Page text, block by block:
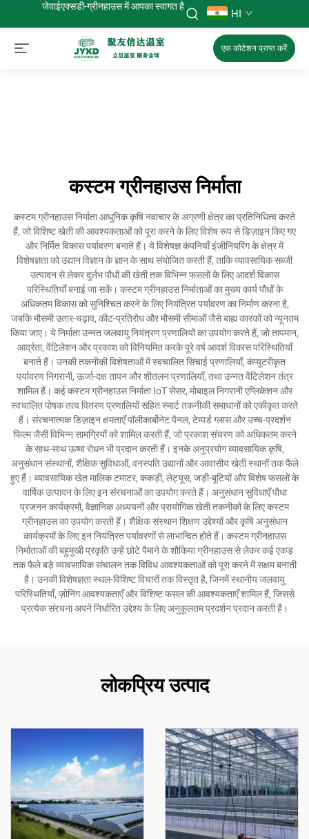
जेवाईएक्सडी-ग्रीनहाउस में आपका स्वागत है
HI
एक कोटेशन प्राप्त करें
कस्टम ग्रीनहाउस निर्माता
कस्टम ग्रीनहाउस निर्माता आधुनिक कृषि नवाचार के अग्रणी क्षेत्र का प्रतिनिधित्व करते
हैं, जो विशिष्ट खेती की आवश्यकताओं को पूरा करने के लिए विशेष रूप से डिज़ाइन किए गए
और निर्मित विकास पर्यावरण बनाते हैं। ये विशेषज्ञ कंपनियाँ इंजीनियरिंग के क्षेत्र में
विशेषज्ञता को उद्यान विज्ञान के ज्ञान के साथ संयोजित करती हैं, ताकि व्यावसायिक सब्जी
उत्पादन से लेकर दुर्लभ पौधों की खेती तक विभिन्न फसलों के लिए आदर्श विकास
परिस्थितियाँ बनाई जा सकें। कस्टम ग्रीनहाउस निर्माताओं का मुख्य कार्य पौधों के
अधिकतम विकास को सुनिश्चित करने के लिए नियंत्रित पर्यावरण का निर्माण करना है,
जबकि मौसमी उतार-चढ़ाव, कीट-प्रतिरोध और मौसमी सीमाओं जैसे बाह्य कारकों को न्यूनतम
किया जाए। ये निर्माता उन्नत जलवायु नियंत्रण प्रणालियों का उपयोग करते हैं, जो तापमान,
आर्द्रता, वेंटिलेशन और प्रकाश को विनियमित करके पूरे वर्ष आदर्श विकास परिस्थितियाँ
बनाते हैं। उनकी तकनीकी विशेषताओं में स्वचालित सिंचाई प्रणालियाँ, कंप्यूटरीकृत
पर्यावरण निगरानी, ऊर्जा-दक्ष तापन और शीतलन प्रणालियाँ, तथा उन्नत वेंटिलेशन तंत्र
शामिल हैं। कई कस्टम ग्रीनहाउस निर्माता IoT सेंसर, मोबाइल निगरानी एप्लिकेशन और
स्वचालित पोषक तत्व वितरण प्रणालियों सहित स्मार्ट तकनीकी समाधानों को एकीकृत करते
हैं। संरचनात्मक डिज़ाइन क्षमताएँ पॉलीकार्बोनेट पैनल, टेम्पर्ड ग्लास और उच्च-प्रदर्शन
फिल्म जैसी विभिन्न सामग्रियों को शामिल करती हैं, जो प्रकाश संचरण को अधिकतम करने
के साथ-साथ ऊष्मा रोधन भी प्रदान करती हैं। इनके अनुप्रयोग व्यावसायिक कृषि,
अनुसंधान संस्थानों, शैक्षिक सुविधाओं, वनस्पति उद्यानों और आवासीय खेती स्थानों तक फैले
हुए हैं। व्यावसायिक खेत मालिक टमाटर, ककड़ी, लेट्यूस, जड़ी-बूटियों और विशेष फसलों के
वार्षिक उत्पादन के लिए इन संरचनाओं का उपयोग करते हैं। अनुसंधान सुविधाएँ पौधा
प्रजनन कार्यक्रमों, वैज्ञानिक अध्ययनों और प्रायोगिक खेती तकनीकों के लिए कस्टम
ग्रीनहाउस का उपयोग करती हैं। शैक्षिक संस्थान शिक्षण उद्देश्यों और कृषि अनुसंधान
कार्यक्रमों के लिए इन नियंत्रित पर्यावरणों से लाभान्वित होते हैं। कस्टम ग्रीनहाउस
निर्माताओं की बहुमुखी प्रकृति उन्हें छोटे पैमाने के शौकिया ग्रीनहाउस से लेकर कई एकड़
तक फैले बड़े व्यावसायिक संचालन तक विविध आवश्यकताओं को पूरा करने में सक्षम बनाती
है। उनकी विशेषज्ञता स्थल-विशिष्ट विचारों तक विस्तृत है, जिनमें स्थानीय जलवायु
परिस्थितियाँ, ज़ोनिंग आवश्यकताएँ और विशिष्ट फसल की आवश्यकताएँ शामिल हैं, जिससे
प्रत्येक संरचना अपने निर्धारित उद्देश्य के लिए अनुकूलतम प्रदर्शन प्रदान करती है।
लोकप्रिय उत्पाद